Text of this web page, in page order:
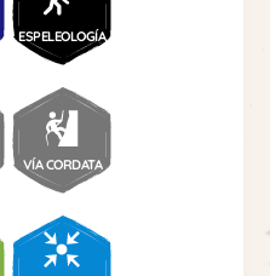
ESPELEOLOGÍA
VÍA CORDATA